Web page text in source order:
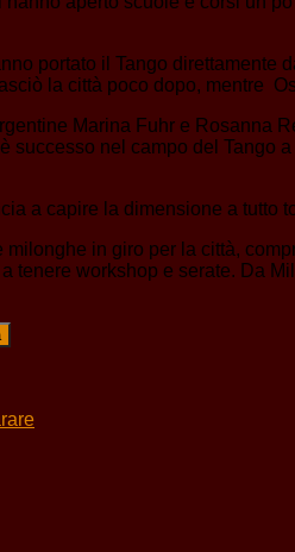
portato il Tango
la città poco dopo, mentre
Marina Fuhr e Rosanna
successo nel campo del Tango
a capire la dimensione a
milonghe in giro per la città,
tenere workshop e serate. Da